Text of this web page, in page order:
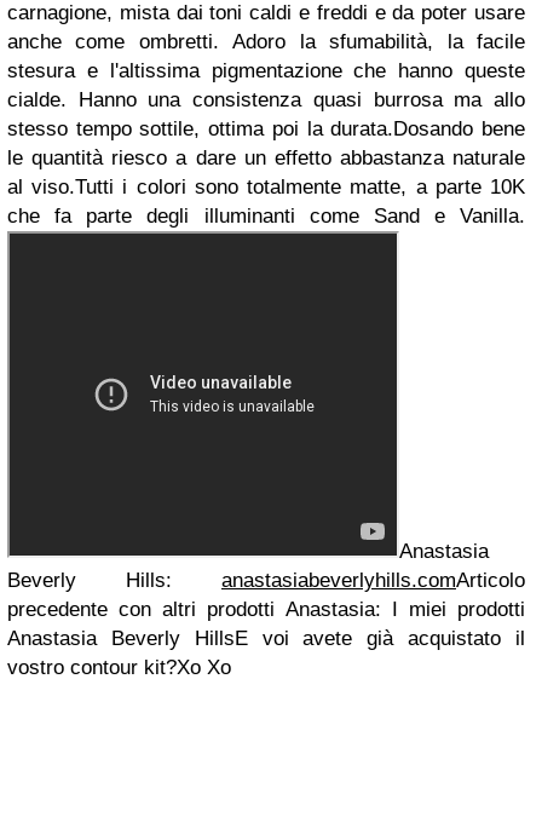
carnagione, mista dai toni caldi e freddi e da poter usare
anche come ombretti.Adoro la sfumabilità, la facile
stesura e l'altissima pigmentazione che hanno queste
cialde. Hanno una consistenza quasi burrosa ma allo
stesso tempo sottile, ottima poi la durata.Dosando bene
le quantità riesco a dare un effetto abbastanza naturale
al viso.Tutti i colori sono totalmente matte, a parte 10K
che fa parte degli illuminanti come Sand e Vanilla.
Anastasia
Beverly Hills: anastasiabeverlyhills.comArticolo
precedente con altri prodotti Anastasia: I miei prodotti
Anastasia Beverly HillsE voi avete già acquistato il
vostro contour kit?Xo Xo